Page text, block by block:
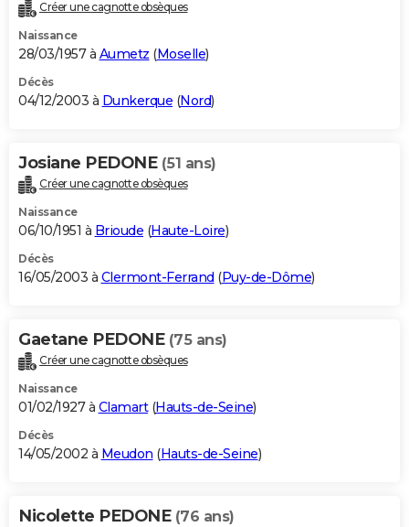
Créer une cagnotte obsèques
Naissance
28/03/1957 à Aumetz (Moselle)
Décès
04/12/2003 à Dunkerque (Nord)
Josiane PEDONE (51 ans)
Créer une cagnotte obsèques
Naissance
06/10/1951 à Brioude (Haute-Loire)
Décès
16/05/2003 à Clermont-Ferrand (Puy-de-Dôme)
Gaetane PEDONE (75 ans)
Créer une cagnotte obsèques
Naissance
01/02/1927 à Clamart(Hauts-de-Seine)
Décès
14/05/2002 à Meudon (Hauts-de-Seine)
Nicolette PEDONE (76 ans)